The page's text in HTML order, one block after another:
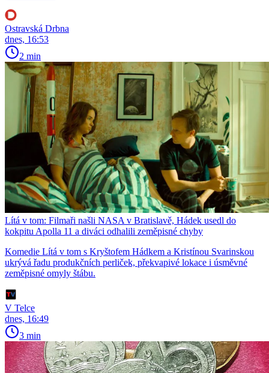
Ostravská Drbna
dnes, 16:53
2 min
Lítá v tom: Filmaři našli NASA v Bratislavě, Hádek usedl do
kokpitu Apolla 11 a diváci odhalili zeměpisné chyby
Komedie Lítá v tom s Kryštofem Hádkem a Kristínou Svarinskou
ukrývá řadu produkčních perliček, překvapivé lokace i úsměvné
zeměpisné omyly štábu.
V Telce
dnes, 16:49
3 min